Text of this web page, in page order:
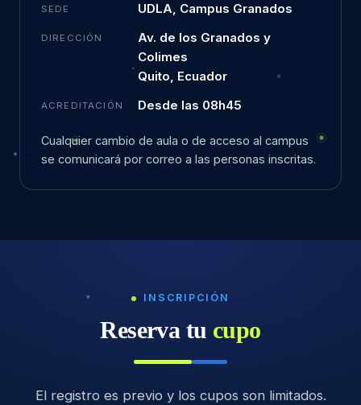
SEDE UDLA, Campus Granados
DIRECCIÓN
Av. de los Granados y
Colimes
Quito, Ecuador
ACREDITACIÓN Desde las 08h45
Cualquier cambio de aula o de acceso al campus
se comunicará por correo a las personas inscritas.
INSCRIPCIÓN
Reserva tu cupo
El registro es previo y los cupos son limitados.